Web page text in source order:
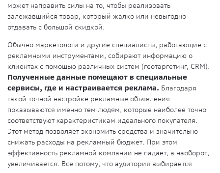
может направить силы на то, чтобы реализовать
залежавшийся товар, который жалко или невыгодно
отдавать с большой скидкой.
Обычно маркетологи и другие специалисты, работающие с
рекламными инструментами, собирают информацию о
клиентах с помощью различных систем (геотаргетинг, CRM).
Полученные данные помещают в специальные
сервисы, где и настраивается реклама. Благодаря
такой точной настройке рекламные объявления
показываются именно тем людям, которые наиболее точно
соответствуют характеристикам идеального покупателя.
Этот метод позволяет экономить средства и значительно
снижать расходы на рекламный бюджет. При этом
эффективность рекламной компании не падает, а наоборот,
увеличивается. Все потому, что аудитория выбирается